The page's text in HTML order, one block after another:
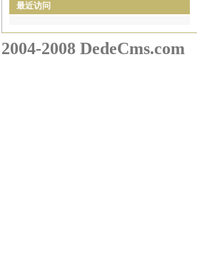
最近访问
2004-2008 DedeCms.com